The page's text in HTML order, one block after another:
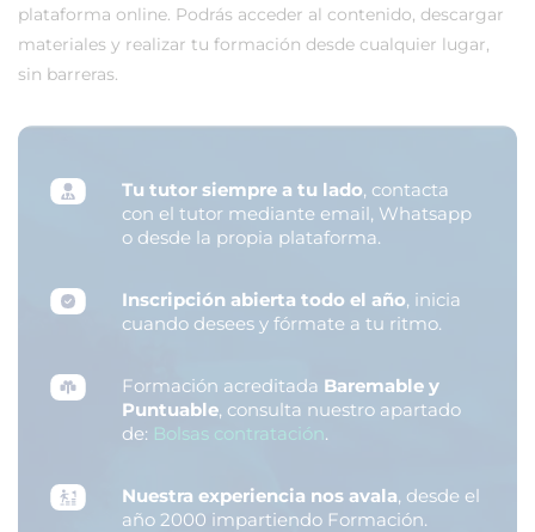
plataforma online. Podrás acceder al contenido, descargar
materiales y realizar tu formación desde cualquier lugar,
sin barreras.
Tu tutor siempre a tu lado, contacta
con el tutor mediante email, Whatsapp
o desde la propia plataforma.
Inscripción abierta todo el año, inicia
cuando desees y fórmate a tu ritmo.
Formación acreditada Baremable y
Puntuable, consulta nuestro apartado
de: Bolsas contratación.
Nuestra experiencia nos avala, desde el
año 2000 impartiendo Formación.